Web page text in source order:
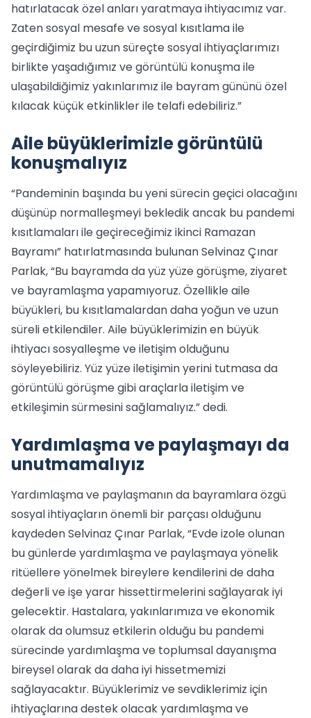
hatırlatacak özel anları yaratmaya ihtiyacımız var.
Zaten sosyal mesafe ve sosyal kısıtlama ile
geçirdiğimiz bu uzun süreçte sosyal ihtiyaçlarımızı
birlikte yaşadığımız ve görüntülü konuşma ile
ulaşabildiğimiz yakınlarımız ile bayram gününü özel
kılacak küçük etkinlikler ile telafi edebiliriz.”
Aile büyüklerimizle görüntülü
konuşmalıyız
“Pandeminin başında bu yeni sürecin geçici olacağını
düşünüp normalleşmeyi bekledik ancak bu pandemi
kısıtlamaları ile geçireceğimiz ikinci Ramazan
Bayramı” hatırlatmasında bulunan Selvinaz Çınar
Parlak, “Bu bayramda da yüz yüze görüşme, ziyaret
ve bayramlaşma yapamıyoruz. Özellikle aile
büyükleri, bu kısıtlamalardan daha yoğun ve uzun
süreli etkilendiler. Aile büyüklerimizin en büyük
ihtiyacı sosyalleşme ve iletişim olduğunu
söyleyebiliriz. Yüz yüze iletişimin yerini tutmasa da
görüntülü görüşme gibi araçlarla iletişim ve
etkileşimin sürmesini sağlamalıyız.” dedi.
Yardımlaşma ve paylaşmayı da
unutmamalıyız
Yardımlaşma ve paylaşmanın da bayramlara özgü
sosyal ihtiyaçların önemli bir parçası olduğunu
kaydeden Selvinaz Çınar Parlak, “Evde izole olunan
bu günlerde yardımlaşma ve paylaşmaya yönelik
ritüellere yönelmek bireylere kendilerini de daha
değerli ve işe yarar hissettirmelerini sağlayarak iyi
gelecektir. Hastalara, yakınlarımıza ve ekonomik
olarak da olumsuz etkilerin olduğu bu pandemi
sürecinde yardımlaşma ve toplumsal dayanışma
bireysel olarak da daha iyi hissetmemizi
sağlayacaktır. Büyüklerimiz ve sevdiklerimiz için
ihtiyaçlarına destek olacak yardımlaşma ve